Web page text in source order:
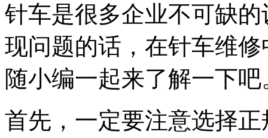
针车是很多企业不可缺
现问题的话，在针车维
随小编一起来了解一下吧
首先，一定要注意选择